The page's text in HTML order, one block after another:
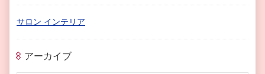
サロン インテリア
アーカイブ